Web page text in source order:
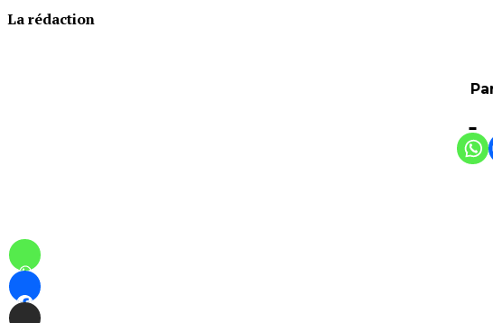
La rédaction